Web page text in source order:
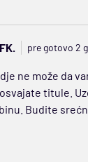
pre gotovo 2
ne može da
titule.
Budite